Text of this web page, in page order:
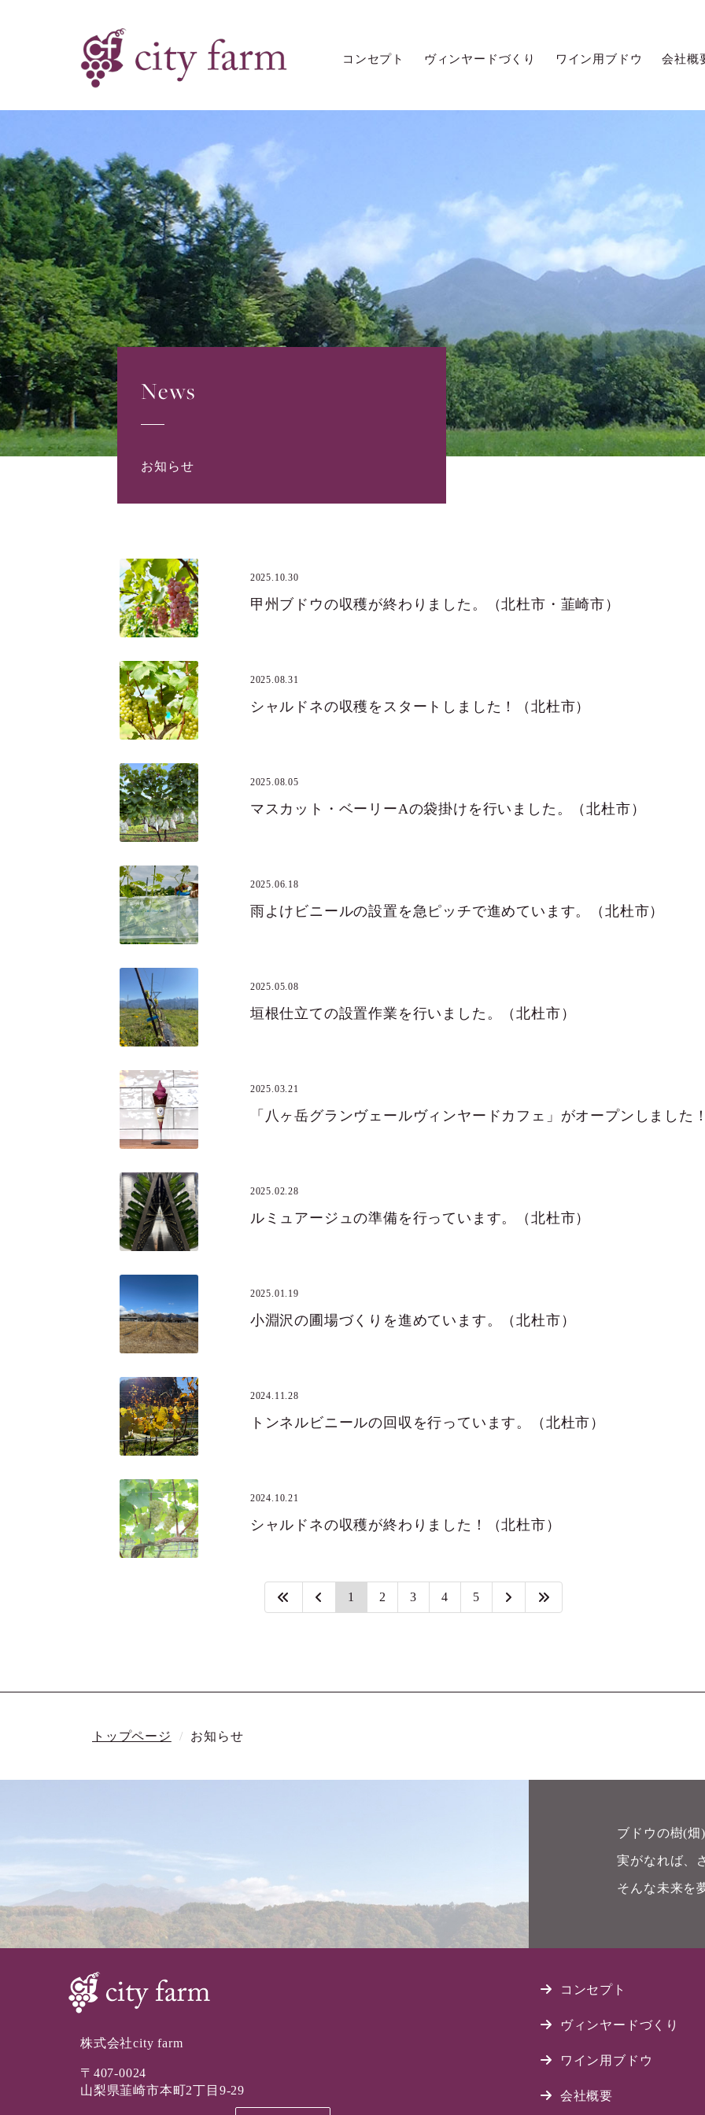
コンセプト ヴィンヤードづくり ワイン用ブドウ 会社概
News
お知らせ
2025.10.30
甲州ブドウの収穫が終わりました。（北杜市・韮崎市）
2025.08.31
シャルドネの収穫をスタートしました！（北杜市）
2025.08.05
マスカット・ベーリーAの袋掛けを行いました。（北杜市）
2025.06.18
雨よけビニールの設置を急ピッチで進めています。（北杜市）
2025.05.08
垣根仕立ての設置作業を行いました。（北杜市）
2025.03.21
2025.02.28
ルミュアージュの準備を行っています。（北杜市）
2025.01.19
小淵沢の圃場づくりを進めています。（北杜市）
2024.11.28
トンネルビニールの回収を行っています。（北杜市）
2024.10.21
シャルドネの収穫が終わりました！（北杜市）
1 2 3 4 5
トップページ お知らせ
ブドウの樹(畑
実がなれば、
そんな未来を
株式会社city farm
〒407-0024
山梨県韮崎市本町2丁目9-29
コンセプト
ヴィンヤードづくり
ワイン用ブドウ
会社概要